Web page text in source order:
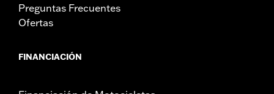
Preguntas Frecuentes
Ofertas
FINANCIACIÓN